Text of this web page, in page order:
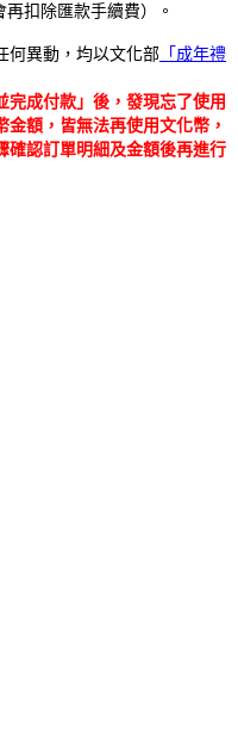
扣除匯款手續費）。
何異動，均以文化部 「成年禮
完成付款」後，發現忘了使用
額，皆無法再使用文化幣，
確認訂單明細及金額後再進行